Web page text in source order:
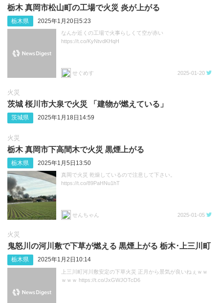
栃木 真岡市松山町の工場で火災 炎が上がる
栃木県 2025年1月20日5:23
なんか近くの工場で火事らしくて空が赤い
https://t.co/KyNtvdKHqH
せぐめす 2025-01-20
火災
茨城 桜川市大泉で火災 「建物が燃えている」
茨城県 2025年1月18日14:59
火災
栃木 真岡市下高間木で火災 黒煙上がる
栃木県 2025年1月5日13:50
真岡で火災 乾燥しているので注意して下さい。
https://t.co/89PaHNu1hT
せんちゃん 2025-01-05
火災
鬼怒川の河川敷で下草が燃える 黒煙上がる 栃木･上三川町
栃木県 2025年1月2日10:14
上三川町河川敷安定の下草火災 正月から景気が良いねぇｗｗ
ｗｗｗ https://t.co/JxGWJOTcD6